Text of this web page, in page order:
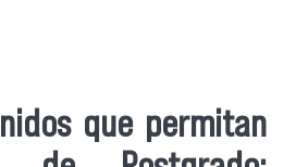
que permitan